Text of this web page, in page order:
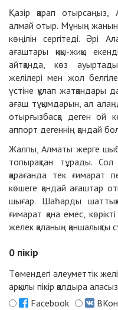
Қазір қарап отырсаңыз,
алмай отыр. Мұның
көңілін сергітеді. Әрі
ағаштары қиқы-жиқы
айтқанда, көз
желілері мен жол
үстіне құлап жатқандары
ағаш тұқымдарын, ал
отырғызбасқа деген ой
аппорт дегеннің қандай
Жалпы, Алматы жерге
топырақтан тұрады.
қарағанда тек ғимарат
көшеге қандай ағаштар
шығар. Шаһарды
ғимарат қана емес,
желек қаланың қаншалықты
0 пікір
Төмендегі әлеуметтік
арқылы пікір қалдыра аласыз
Facebook